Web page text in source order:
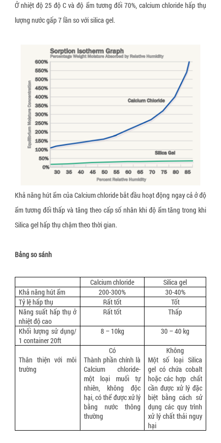
Dây đai xơ sợi thực vật
Tấm tổ ong
Thùng carton, hộp carton
Pallet giấy tổ ong
Thùng quây carton
Vách ngăn thùng carton
Giấy bóng khí gói hàng
Xốp định hình giãn nở
Ở nhiệt độ 25 độ C và độ ẩm tương đối 70%, calcium chloride hấp thụ
lượng nước gấp 7 lần so với silica gel.
Khả năng hút ẩm của Calcium chloride bắt đầu hoạt động ngay cả ở độ
ẩm tương đối thấp và tăng theo cấp số nhân khi độ ẩm tăng trong khi
Silica gel hấp thụ chậm theo thời gian.
Bảng so sánh
Calcium chloride
Silica gel
Khả năng hút ẩm
200-300%
30-40%
Tỷ lệ hấp thụ
Rất tốt
Tốt
Năng suất hấp thụ ở
nhiệt độ cao
Rất tốt Thấp
Khối lượng sử dụng/
1 container 20ft
8 – 10kg 30 – 40 kg
Thân thiện với môi
trường
Có
Thành phần chính là
Calcium chloride-
một loại muối tự
nhiên, không độc
hại, có thể được xử lý
bằng nước thông
thường
Không
Một số loại Silica
gel có chứa cobalt
hoặc các hợp chất
cần được xử lý đặc
biệt bằng cách sử
dụng các quy trình
xử lý chất thải nguy
hại